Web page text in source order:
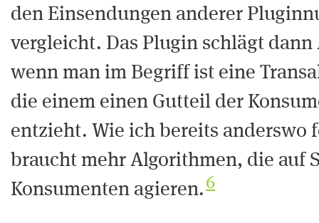
den Einsendungen anderer
vergleicht. Das Plugin schlägt
wenn man im Begriff ist eine
die einem einen Gutteil der
entzieht. Wie ich bereits anderswo
braucht mehr Algorithmen, die auf
Konsumenten agieren. 6